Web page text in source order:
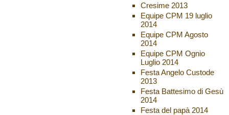
Cresime 2013
Equipe CPM 19 luglio
2014
Equipe CPM Agosto
2014
Equipe CPM Ognio
Luglio 2014
Festa Angelo Custode
2013
Festa Battesimo di Gesù
2014
Festa del papà 2014